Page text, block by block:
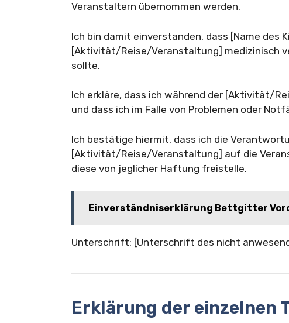
Veranstaltern übernommen werden.
Ich bin damit einverstanden, dass [Name des
[Aktivität/Reise/Veranstaltung] medizinisch
sollte.
Ich erkläre, dass ich während der [Aktivität/
und dass ich im Falle von Problemen oder
Ich bestätige hiermit, dass ich die
[Aktivität/Reise/Veranstaltung] auf die
diese von jeglicher Haftung freistelle.
Einverständniserklärung Bettgitter
Unterschrift: [Unterschrift des nicht
Erklärung der einzelnen